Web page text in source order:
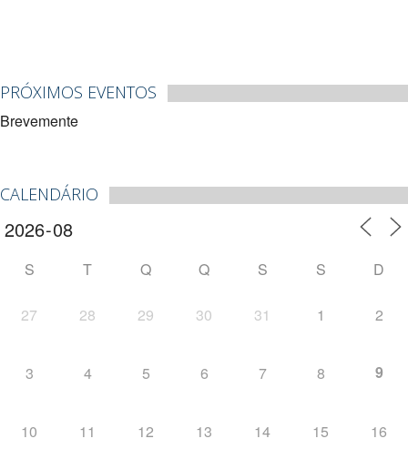
PRÓXIMOS EVENTOS
Brevemente
CALENDÁRIO
S T Q Q S S D
27 28 29 30 31 1 2
3 4 5 6 7 8 9
10 11 12 13 14 15 16